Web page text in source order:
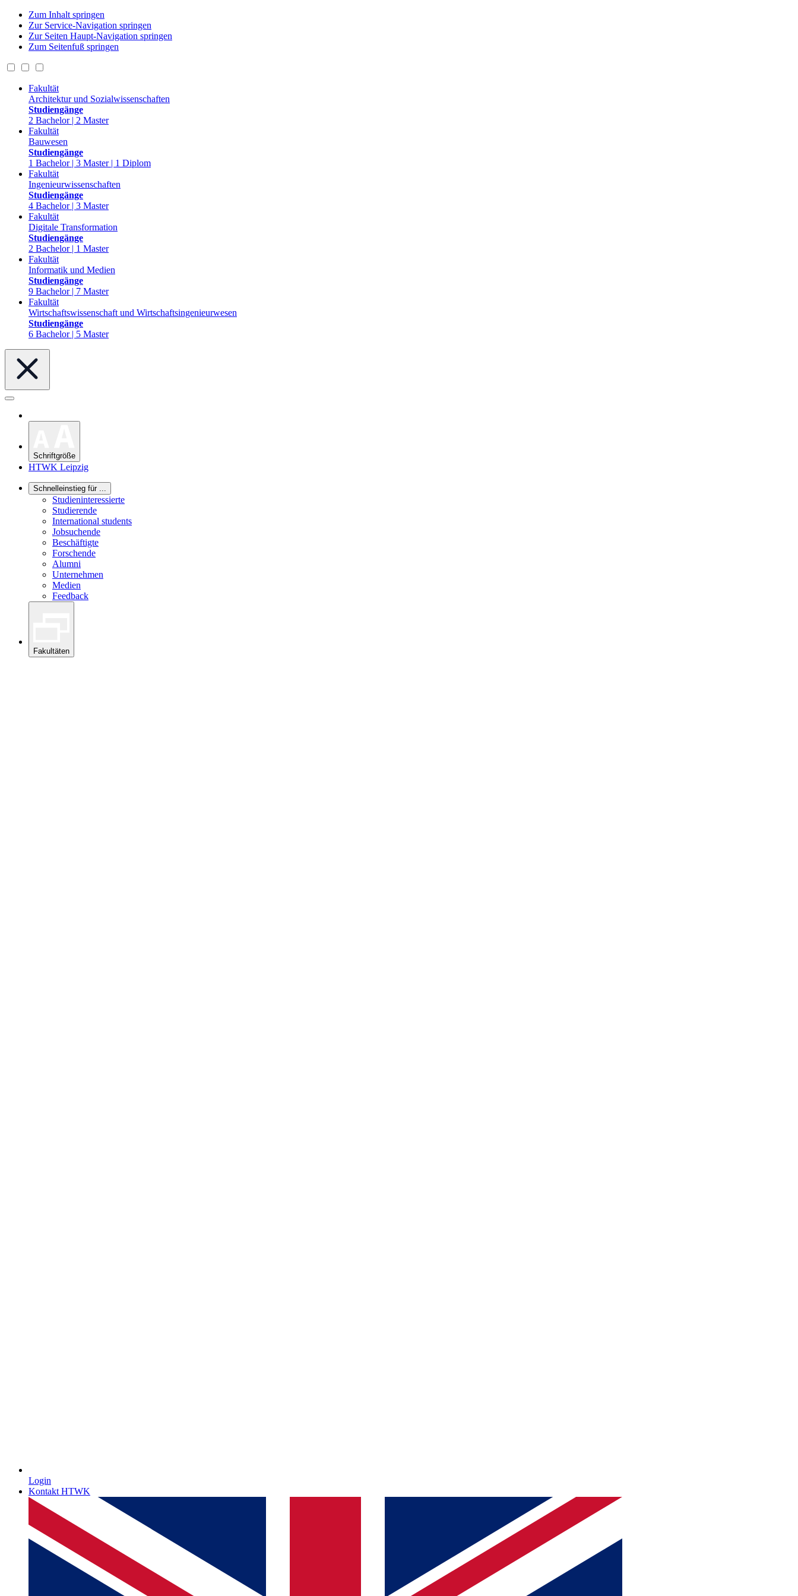
Zum Inhalt springen
Zur Service-Navigation springen
Zur Seiten Haupt-Navigation springen
Zum Seitenfuß springen
Fakultät
Architektur und Sozialwissenschaften
Studiengänge
2 Bachelor | 2 Master
Fakultät
Bauwesen
Studiengänge
1 Bachelor | 3 Master | 1 Diplom
Fakultät
Ingenieurwissenschaften
Studiengänge
4 Bachelor | 3 Master
Fakultät
Digitale Transformation
Studiengänge
2 Bachelor | 1 Master
Fakultät
Informatik und Medien
Studiengänge
9 Bachelor | 7 Master
Fakultät
Wirtschaftswissenschaft und Wirtschaftsingenieurwesen
Studiengänge
6 Bachelor | 5 Master
Schriftgröße
HTWK Leipzig
Schnelleinstieg für ...
Studieninteressierte
Studierende
International students
Jobsuchende
Beschäftigte
Forschende
Alumni
Unternehmen
Medien
Feedback
Fakultäten
Login
Kontakt HTWK